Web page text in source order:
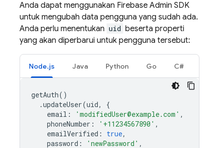
Anda dapat menggunakan Firebase Admin SDK
untuk mengubah data pengguna yang sudah ada.
Anda perlu menentukan uid beserta properti
yang akan diperbarui untuk pengguna tersebut:
Node.js Java Python Go C#
getAuth()
.updateUser(uid,
{
email : 'modifiedUser@example.com' ,
phoneNumber : '+11234567890' ,
emailVerified : true,
password : 'newPassword' ,